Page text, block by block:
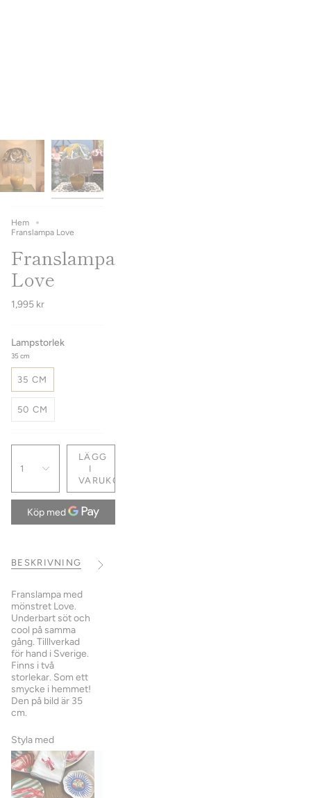
Hem
Franslampa Love
Franslampa
Love
1,995 kr
Lampstorlek
35 cm
35 CM
50 CM
1
LÄGG
I
VARUKORG
BESKRIVNING
Se
Franslampa med
mönstret Love.
Underbart söt och
cool på samma
gång. Tilllverkad
för hand i Sverige.
Finns i två
storlekar. Som ett
smycke i hemmet!
Den på bild är 35
cm.
Styla med